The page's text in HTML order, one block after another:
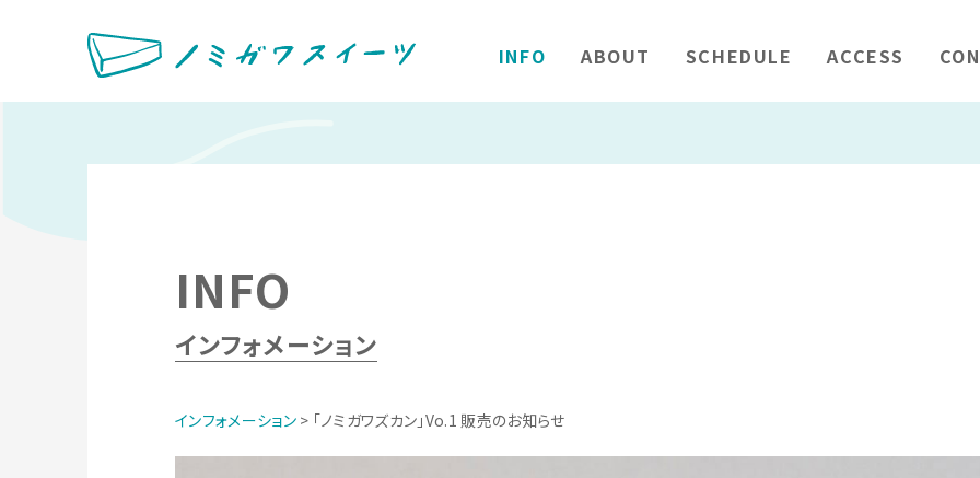
INFO ABOUT SCHEDULE ACCESS
INFO
インフォメーション
インフォメーション> 「ノミガワズカン」Vo.1 販売のお知らせ